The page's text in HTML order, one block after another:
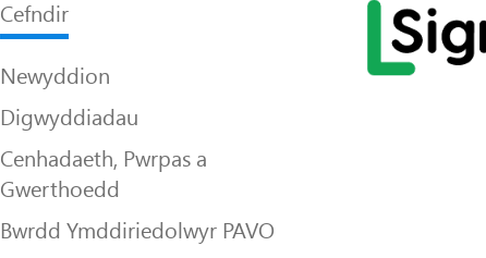
Cefndir
Newyddion
Digwyddiadau
Cenhadaeth, Pwrpas a
Gwerthoedd
Bwrdd Ymddiriedolwyr PAVO